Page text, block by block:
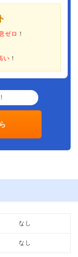
ゼロ ！
い ！
なし
なし